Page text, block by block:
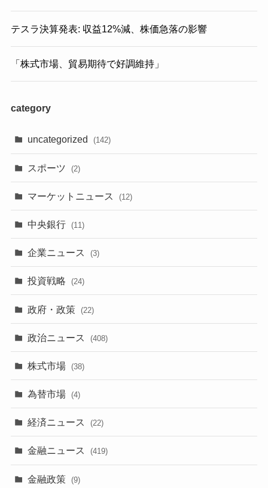
テスラ決算発表: 収益12%減、株価急落の影響
「株式市場、貿易期待で好調維持」
category
uncategorized (142)
スポーツ (2)
マーケットニュース (12)
中央銀行 (11)
企業ニュース (3)
投資戦略 (24)
政府・政策 (22)
政治ニュース (408)
株式市場 (38)
為替市場 (4)
経済ニュース (22)
金融ニュース (419)
金融政策 (9)